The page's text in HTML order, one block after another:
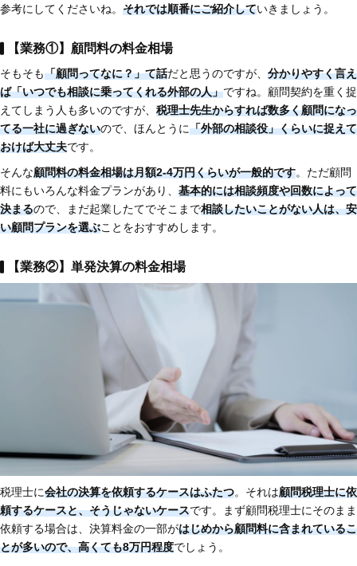
参考にしてくださいね。 それでは順番にご紹介していきましょう。
【業務①】顧問料の料金相場
そもそも「顧問ってなに？」て話だと思うのですが、 分かりやすく言え
ば「いつでも相談に乗ってくれる外部の人」ですね。顧問契約を重く捉
えてしまう人も多いのですが、 税理士先生からすれば数多く顧問になっ
てる一社に過ぎないので、ほんとうに「外部の相談役」くらいに捉えて
おけば大丈夫です。
そんな顧問料の料金相場は月額2-4万円くらいが一般的です。ただ顧問
料にもいろんな料金プランがあり、 基本的には相談頻度や回数によって
決まるので、まだ起業したてでそこまで相談したいことがない人は、安
い顧問プランを選ぶことをおすすめします。
【業務②】単発決算の料金相場
税理士に会社の決算を依頼するケースはふたつ。それは顧問税理士に依
頼するケースと、そうじゃないケースです。まず顧問税理士にそのまま
依頼する場合は、決算料金の一部がはじめから顧問料に含まれているこ
とが多いので、高くても8万円程度でしょう。